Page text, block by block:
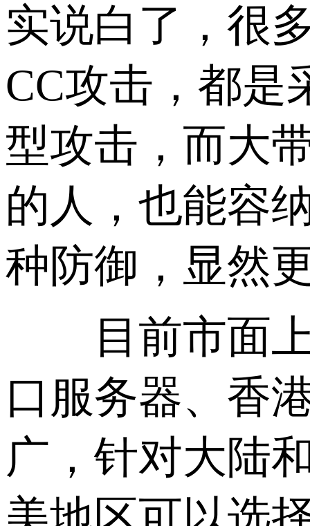
实说白了，很
CC攻击，都是
型攻击，而大
的人，也能容
种防御，显然
目前市面上
口服务器、香
广，针对大陆